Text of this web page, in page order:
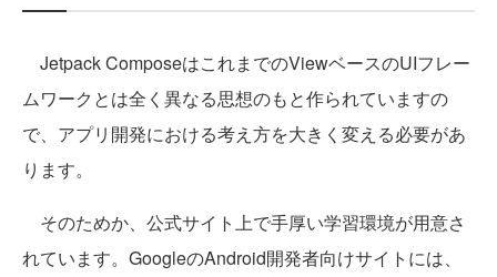
Jetpack ComposeはこれまでのViewベースのUIフレー
ムワークとは全く異なる思想のもと作られていますの
で、アプリ開発における考え方を大きく変える必要があ
ります。
そのためか、公式サイト上で手厚い学習環境が用意さ
れています。GoogleのAndroid開発者向けサイトには、